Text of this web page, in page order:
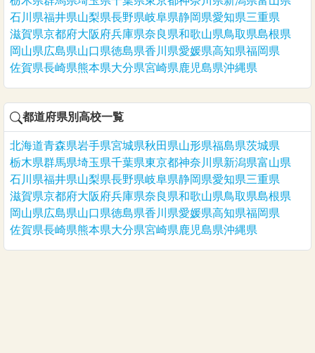
石川県福井県山梨県長野県岐阜県静岡県愛知県三重県
滋賀県京都府大阪府兵庫県奈良県和歌山県鳥取県島根県
岡山県広島県山口県徳島県香川県愛媛県高知県福岡県
佐賀県長崎県熊本県大分県宮崎県鹿児島県沖縄県
都道府県別高校一覧
北海道青森県岩手県宮城県秋田県山形県福島県茨城県
栃木県群馬県埼玉県千葉県東京都神奈川県新潟県富山県
石川県福井県山梨県長野県岐阜県静岡県愛知県三重県
滋賀県京都府大阪府兵庫県奈良県和歌山県鳥取県島根県
岡山県広島県山口県徳島県香川県愛媛県高知県福岡県
佐賀県長崎県熊本県大分県宮崎県鹿児島県沖縄県